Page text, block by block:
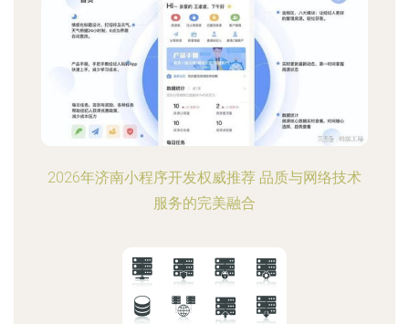
2026年济南小程序开发权威推荐 品质与网络技术
服务的完美融合